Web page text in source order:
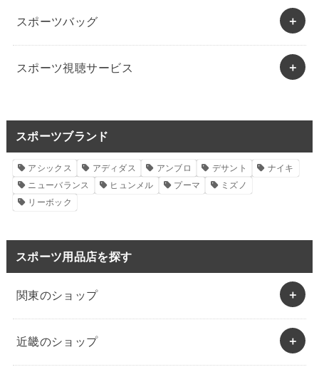
スポーツバッグ
スポーツ視聴サービス
スポーツブランド
アシックス アディダス アンブロ デサント
ナイキ
ニューバランス
ヒュンメル プーマ
ミズノ
リーボック
スポーツ用品店を探す
関東のショップ
近畿のショップ